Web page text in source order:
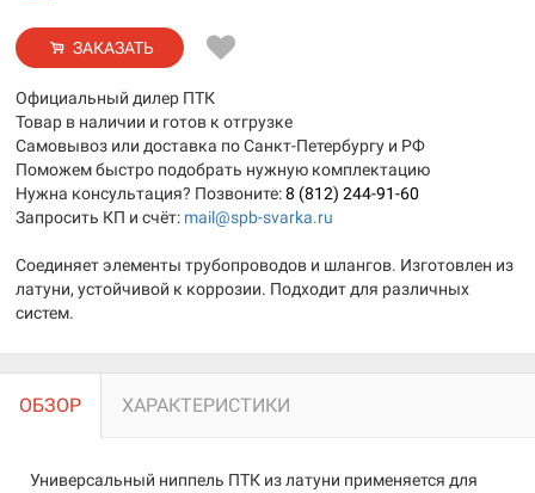
ЗАКАЗАТЬ
Официальный дилер ПТК
Товар в наличии и готов к отгрузке
Самовывоз или доставка по Санкт-Петербургу и РФ
Поможем быстро подобрать нужную комплектацию
Нужна консультация? Позвоните:8 (812) 244-91-60
Запросить КП и счёт: mail@spb-svarka.ru
Соединяет элементы трубопроводов и шлангов. Изготовлен из
латуни, устойчивой к коррозии. Подходит для различных
систем.
ОБЗОР ХАРАКТЕРИСТИКИ
Универсальный ниппель ПТК из латуни применяется для